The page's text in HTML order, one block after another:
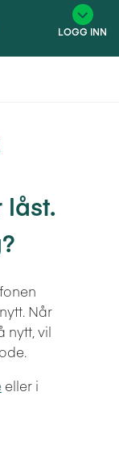
LOGG INN
låst.
Når
nytt, vil
eller i